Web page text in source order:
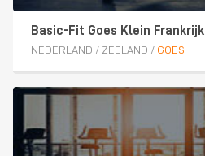
Basic-Fit Goes Klein Frankrijk
NEDERLAND / ZEELAND / GOES